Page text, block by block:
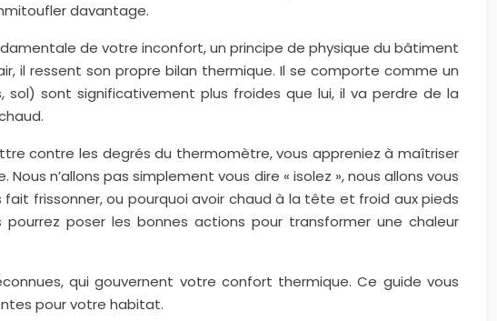
davantage.
de votre inconfort, un principe de physique du bâtiment
il ressent son propre bilan thermique. Il se comporte comme un
sont significativement plus froides que lui, il va perdre de la
contre les degrés du thermomètre, vous appreniez à maîtriser
n’allons pas simplement vous dire « isolez », nous allons vous
frissonner, ou pourquoi avoir chaud à la tête et froid aux pieds
poser les bonnes actions pour transformer une chaleur
qui gouvernent votre confort thermique. Ce guide vous
pour votre habitat.